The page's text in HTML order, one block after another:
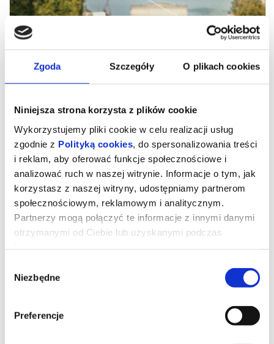
Zgoda Szczegóły O plikach cookies
Niniejsza strona korzysta z plików cookie
Wykorzystujemy pliki cookie w celu realizacji usług
zgodnie z Polityką cookies , do spersonalizowania treści
i reklam, aby oferować funkcje społecznościowe i
analizować ruch w naszej witrynie. Informacje o tym, jak
korzystasz z naszej witryny, udostępniamy partnerom
społecznościowym, reklamowym i analitycznym.
Partnerzy mogą połączyć te informacje z innymi danymi
otrzymanymi od Ciebie lub uzyskanymi podczas
zgody
Niezbędne
Preferencje
TNKF: Wielki Łuk
W 1982 roku prezydent Francji François Mitterrand zaszokował
architektonicznego ostatnich dekad – na projekt "nowego Łuku
Triumfalnego", symbolu postępu, braterstwa i rodzącej się ery
pokoju. Zamiast wielkich korporacji czy uznanych nazwisk wybrał